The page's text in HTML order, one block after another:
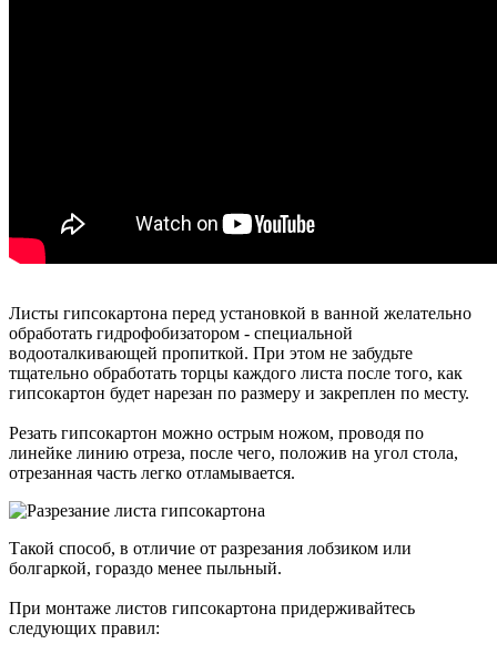
Листы гипсокартона перед установкой в ванной желательно
обработать гидрофобизатором - специальной
водооталкивающей пропиткой. При этом не забудьте
тщательно обработать торцы каждого листа после того, как
гипсокартон будет нарезан по размеру и закреплен по месту.
Резать гипсокартон можно острым ножом, проводя по
линейке линию отреза, после чего, положив на угол стола,
отрезанная часть легко отламывается.
Такой способ, в отличие от разрезания лобзиком или
болгаркой, гораздо менее пыльный.
При монтаже листов гипсокартона придерживайтесь
следующих правил: